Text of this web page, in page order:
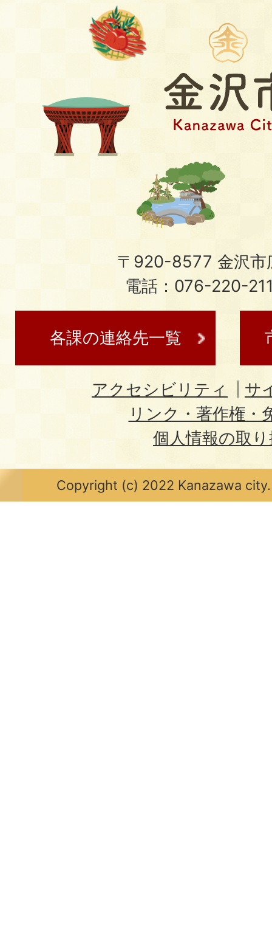
〒920-8577 金沢市
電話：076-220-
各課の連絡先一覧
アクセシビリティ
サ
リンク・著作権・
個人情報の取
Copyright (c) 2022 Kanazawa